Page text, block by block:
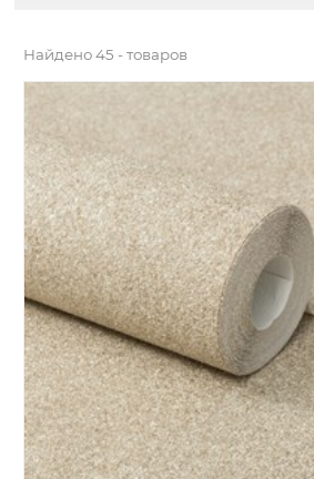
Найдено45 - товаров